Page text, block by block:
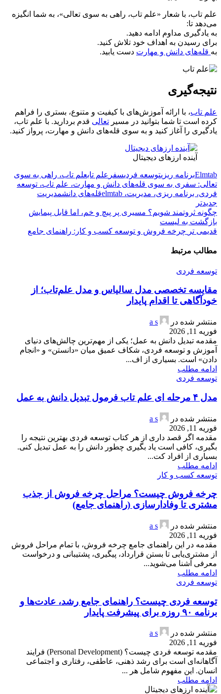
علم تاب، با شعار «علم تاب، راهی به سوی تعالی»، به شما انگیزه
می‌دهد تا:
به یادگیری مداوم ادامه دهید.
برای رسیدن به اهداف خود تلاش کنید.
به قله‌های دانش و مهارت دست یابید.
نتیجه‌گیری
علم تاب، با ارائه آموزش‌های با کیفیت و متنوع، بستری را فراهم
کرده است تا شما بتوانید در مسیر تعالی قدم بردارید. با علم تاب،
یادگیری را آغاز کنید و به سوی قله‌های دانش و مهارت، پرواز کنید.
آینده ارزهای دیجیتال
Elmtabبرنامه ریزیتوسعه فردیسفر علم تابعلم تاب، راهی به سوی
تعالی: سفری به سوی قله‌های دانش و مهارت، علم تاب، توسعه
فردی، برنامه ریزی، مدیریت، elmtab
قله‌های دانشمدیریت
جدیدتر
چگونه ثروتمند شویم؟ مسیری پر پیچ و خم، اما قابل پیمایش
بازگشت به لیست
قدیمی تر چرخه فروش و توسعه کسب و کار: راهنمای جامع
مطالب مرتبط
توسعه فردی
مقایسه تخصصی مدل سالیاس و مدل علم‌تاب؛ از
خودآگاهی تا اقدام پایدار
منتشر شده در
a s
فوریه 11, 2026
مقدمه تبدیل دانش به عمل؛ یکی از مهم‌ترین چالش‌های دنیای
آموزش و توسعه فردی، شکاف عمیق میان «دانستن» و «انجام
دادن» است. بسیاری از اف...
ادامه مطلب
توسعه فردی
مدل ۴ مرحله ای علم تاب فرمول تبدیل دانش به عمل
منتشر شده در
a s
فوریه 11, 2026
مقدمه اگر قصد داری از هر کتاب توسعه فردی بهترین نتیجه را
بگیری، کافی است یاد بگیری چطور دانش را به عمل تبدیل کنی.
بسیاری از افراد کت...
ادامه مطلب
توسعه کسب و کار
چرخه فروش چیست؟ مراحل چرخه فروش از جذب
مشتری تا وفادارسازی (راهنمای جامع)
منتشر شده در
a s
فوریه 11, 2026
مقدمه در این راهنمای جامع چرخه فروش، با تمام مراحل فروش
از مشتری‌یابی تا بستن قرارداد، پیگیری، پشتیبانی و درخواست
معرفی آشنا می‌شوید...
ادامه مطلب
توسعه فردی
توسعه فردی چیست؟ راهنمای جامع رشد، عادت‌ها و
برنامه ۹۰ روزه برای پیشرفت پایدار
منتشر شده در
a s
فوریه 11, 2026
مقدمه توسعه فردی چیست؟ (Personal Development) فرایند
آگاهانه‌ای است برای رشد ذهنی، عاطفی، رفتاری و اجتماعی
انسان. این مفهوم شامل هر ...
ادامه مطلب